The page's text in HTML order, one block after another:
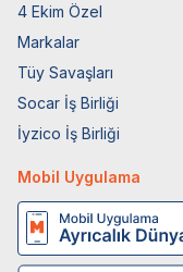
4 Ekim Özel
Markalar
Tüy Savaşları
Socar İş Birliği
İyzico İş Birliği
Mobil Uygulama